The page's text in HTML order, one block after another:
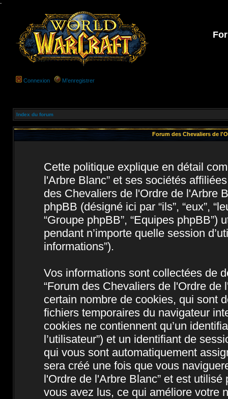
-
Connexion M’enregistrer
Index du forum
Forum des Chevaliers de
Cette politique explique en détail
l'Arbre Blanc” et ses sociétés affiliées
des Chevaliers de l'Ordre de l'Arbre
phpBB (désigné ici par “ils”, “eux”,
“Groupe phpBB”, “Equipes phpBB”)
pendant n’importe quelle session
informations”).
Vos informations sont collectées de
“Forum des Chevaliers de l'Ordre
certain nombre de cookies, qui sont
fichiers temporaires du navigateur
cookies ne contiennent qu’un
l’utilisateur”) et un identifiant de
qui vous sont automatiquement
sera créé une fois que vous
l'Ordre de l'Arbre Blanc” et est
vous avez lus, ce qui améliore votre